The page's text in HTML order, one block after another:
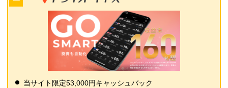
当サイト限定53,000円キャッシュバック